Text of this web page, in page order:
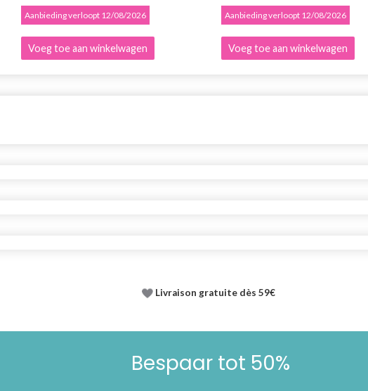
Aanbieding verloopt 12/08/2026
Voeg toe aan winkelwagen
Aanbieding verloopt 12/08/2026
Voeg toe aan winkelwagen
Livraison gratuite dès 59€
Bespaar tot 50%